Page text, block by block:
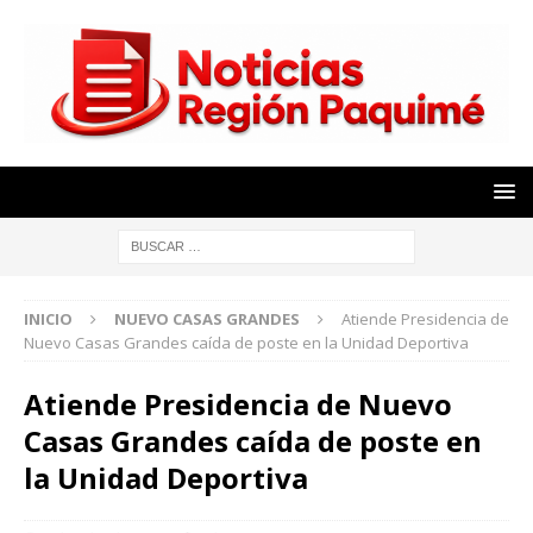
INICIO NUEVO CASAS GRANDES
Atiende Presidencia de
Nuevo Casas Grandes caída de poste en la Unidad Deportiva
Atiende Presidencia de Nuevo
Casas Grandes caída de poste en
la Unidad Deportiva